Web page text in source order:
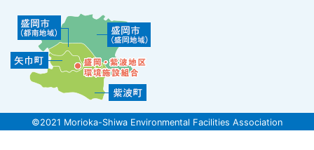
©2021 Morioka-Shiwa Environmental Facilities Association